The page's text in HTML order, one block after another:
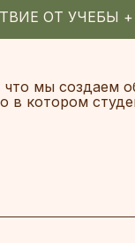
мы создаем
в котором
ОТ УЧЕБЫ